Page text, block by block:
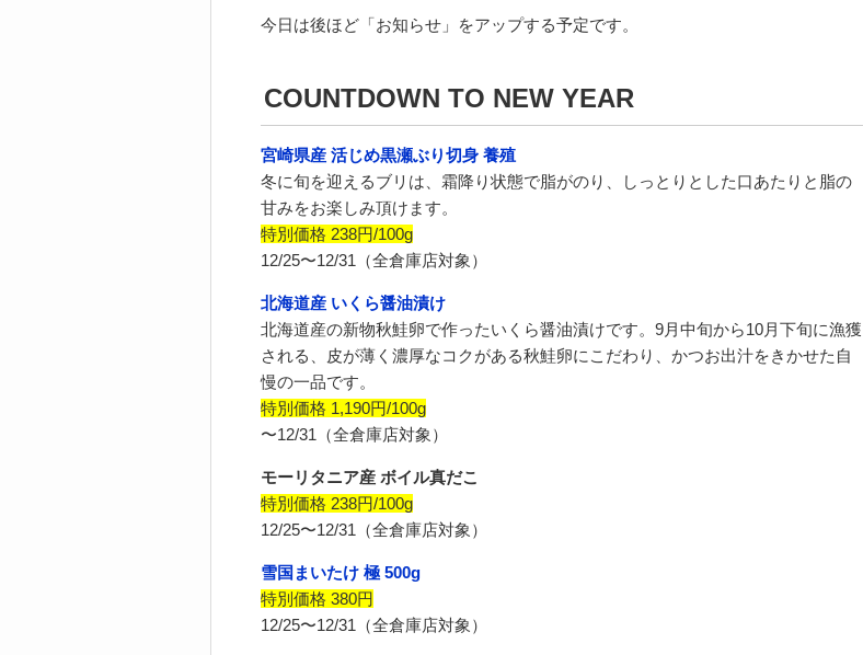
今日は後ほど「お知らせ」をアップする予定です。
COUNTDOWN TO NEW YEAR
宮崎県産 活じめ黒瀬ぶり切身 養殖
冬に旬を迎えるブリは、霜降り状態で脂がのり、しっとりとした口あたりと脂の
甘みをお楽しみ頂けます。
特別価格 238円/100g
12/25〜12/31（全倉庫店対象）
北海道産 いくら醤油漬け
北海道産の新物秋鮭卵で作ったいくら醤油漬けです。9月中旬から10月下旬に漁獲
される、皮が薄く濃厚なコクがある秋鮭卵にこだわり、かつお出汁をきかせた自
慢の一品です。
特別価格 1,190円/100g
〜12/31（全倉庫店対象）
モーリタニア産 ボイル真だこ
特別価格 238円/100g
12/25〜12/31（全倉庫店対象）
雪国まいたけ 極 500g
特別価格 380円
12/25〜12/31（全倉庫店対象）